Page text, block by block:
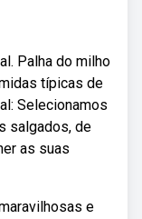
Palha do milho
típicas de
Selecionamos
salgados, de
as suas
e